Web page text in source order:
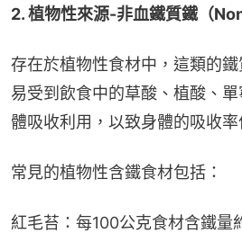
2. 植物性來源-非血鐵質鐵（
存在於植物性食材中，這類的
易受到飲食中的草酸、植酸、
體吸收利用，以致身體的吸收率
常見的植物性含鐵食材包括：
紅毛苔：每100公克食材含鐵量